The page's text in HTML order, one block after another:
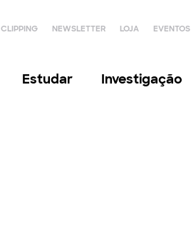
CLIPPING NEWSLETTER LOJA EVENTOS
Estudar Investigação